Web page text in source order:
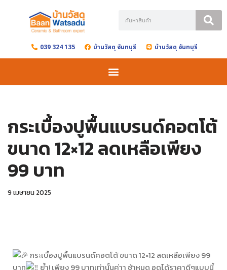
content 039 324 135 บ้านวัสดุ จันทบุรี บ้านวัสดุ จันทบุรี
กระเบื้องปูพื้นแบรนด์คอตโต้
ขนาด 12×12 ลดเหลือเพียง
99 บาท
9 เมษายน 2025
กระเบื้องปูพื้นแบรนด์คอตโต้ ขนาด 12×12 ลดเหลือเพียง 99
บาท
ย้ำ! เพียง 99 บาทเท่านั้นค่าา ช้าหมด อดได้ราคาดีๆแบบนี้